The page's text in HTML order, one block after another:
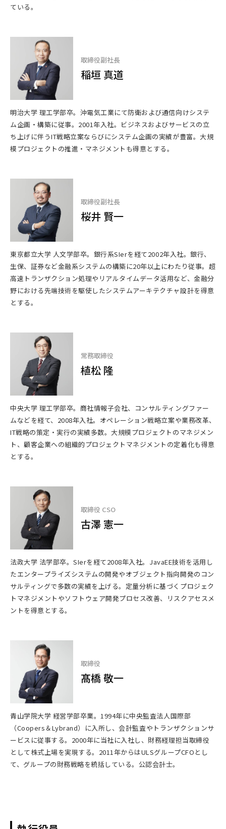
ている。
取締役副社長
稲垣 真道
明治大学 理工学部卒。沖電気工業にて防衛および通信向けシステ
ム企画・構築に従事。2001年入社。ビジネスおよびサービスの立
ち上げに伴うIT戦略立案ならびにシステム企画の実績が豊富。大規
模プロジェクトの推進・マネジメントも得意とする。
取締役副社長
桜井 賢一
東京都立大学 人文学部卒。銀行系SIerを経て2002年入社。銀行、
生保、証券など金融系システムの構築に20年以上にわたり従事。超
高速トランザクション処理やリアルタイムデータ活用など、金融分
野における先端技術を駆使したシステムアーキテクチャ設計を得意
とする。
常務取締役
植松 隆
中央大学 理工学部卒。商社情報子会社、コンサルティングファー
ムなどを経て、2008年入社。オペレーション戦略立案や業務改革、
IT戦略の策定・実行の実績多数。大規模プロジェクトのマネジメン
ト、顧客企業への組織的プロジェクトマネジメントの定着化も得意
とする。
取締役 CSO
古澤 憲一
法政大学 法学部卒。SIerを経て2008年入社。JavaEE技術を活用し
たエンタープライズシステムの開発やオブジェクト指向開発のコン
サルティングで多数の実績を上げる。定量分析に基づくプロジェク
トマネジメントやソフトウェア開発プロセス改善、リスクアセスメ
ントを得意とする。
取締役
髙橋 敬一
青山学院大学 経営学部卒業。1994年に中央監査法人国際部
（Coopers＆Lybrand）に入所し、会計監査やトランザクションサ
ービスに従事する。2000年に当社に入社し、財務経理担当取締役
として株式上場を実現する。2011年からはULSグループCFOとし
て、グループの財務戦略を統括している。公認会計士。